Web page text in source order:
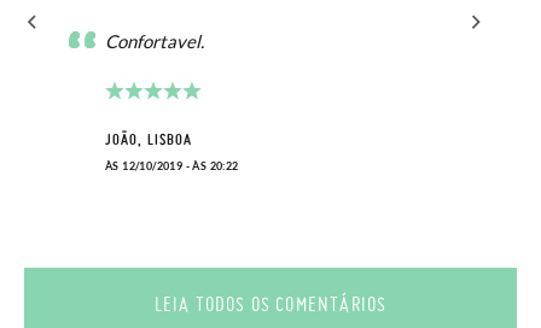
Confortavel.
JOÃO, LISBOA
ÀS 12/10/2019 - ÀS 20:22
LEIA TODOS OS COMENTÁRIOS